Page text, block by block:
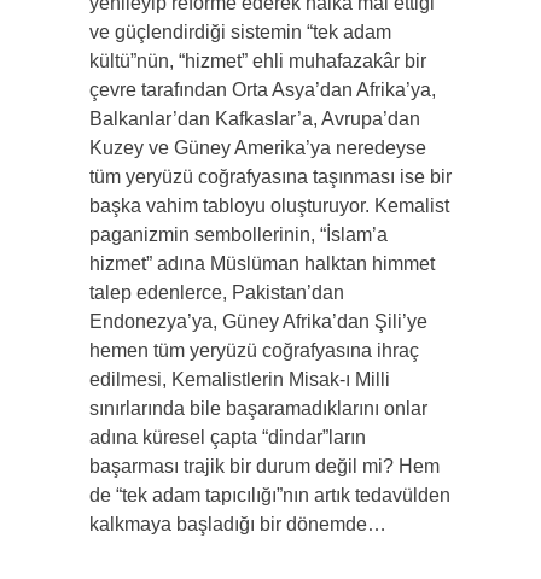
ve güçlendirdiği sistemin “tek adam
kültü”nün, “hizmet” ehli muhafazakâr bir
çevre tarafından Orta Asya’dan Afrika’ya,
Balkanlar’dan Kafkaslar’a, Avrupa’dan
Kuzey ve Güney Amerika’ya neredeyse
tüm yeryüzü coğrafyasına taşınması ise bir
başka vahim tabloyu oluşturuyor. Kemalist
paganizmin sembollerinin, “İslam’a
hizmet” adına Müslüman halktan himmet
talep edenlerce, Pakistan’dan
Endonezya’ya, Güney Afrika’dan Şili’ye
hemen tüm yeryüzü coğrafyasına ihraç
edilmesi, Kemalistlerin Misak-ı Milli
sınırlarında bile başaramadıklarını onlar
adına küresel çapta “dindar”ların
başarması trajik bir durum değil mi? Hem
de “tek adam tapıcılığı”nın artık tedavülden
kalkmaya başladığı bir dönemde…